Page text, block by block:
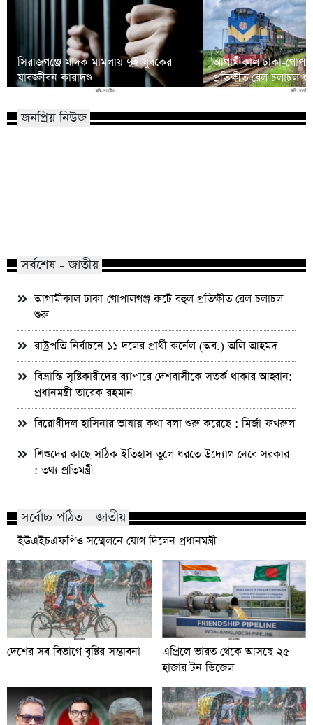
সিরাজগঞ্জে মাদক মামলায় দুই যুবকের
যাবজ্জীবন কারাদণ্ড
আগামীকাল ঢাকা-
প্রতিক্ষীত রেল চলাচল
জনপ্রিয় নিউজ
সর্বশেষ - জাতীয়
আগামীকাল ঢাকা-গোপালগঞ্জ রুটে বহুল প্রতিক্ষীত রেল চলাচল
শুরু
রাষ্ট্রপতি নির্বাচনে ১১ দলের প্রার্থী কর্নেল (অব.) অলি আহমদ
বিভ্রান্তি সৃষ্টিকারীদের ব্যাপারে দেশবাসীকে সতর্ক থাকার আহ্বান:
প্রধানমন্ত্রী তারেক রহমান
বিরোধীদল হাসিনার ভাষায় কথা বলা শুরু করেছে : মির্জা ফখরুল
শিশুদের কাছে সঠিক ইতিহাস তুলে ধরতে উদ্যোগ নেবে সরকার
: তথ্য প্রতিমন্ত্রী
সর্বোচ্চ পঠিত - জাতীয়
ইউএইচএফপিও সম্মেলনে যোগ দিলেন প্রধানমন্ত্রী
দেশের সব বিভাগে বৃষ্টির সম্ভাবনা
এপ্রিলে ভারত থেকে আসছে ২৫
হাজার টন ডিজেল